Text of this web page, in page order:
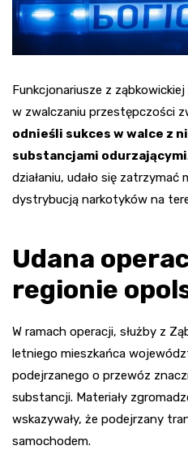
Funkcjonariusze z
w zwalczaniu przestępczości
odnieśli sukces w walce z
substancjami odurzającymi
działaniu, udało się
dystrybucją narkotyków na
Udana
regionie
W ramach operacji, służby z
letniego mieszkańca
podejrzanego o przewóz
substancji. Materiały
wskazywały, że podejrzany
samochodem.